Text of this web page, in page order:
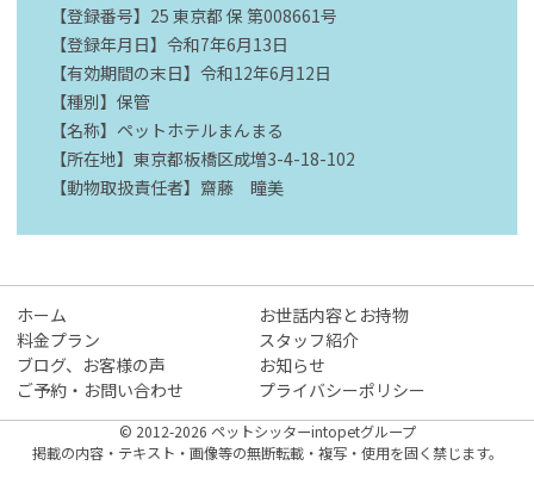
【登録番号】25 東京都 保 第008661号
【登録年月日】令和7年6月13日
【有効期間の末日】令和12年6月12日
【種別】保管
【名称】ペットホテルまんまる
【所在地】東京都板橋区成増3-4-18-102
【動物取扱責任者】齋藤 瞳美
ホーム
お世話内容とお持物
料金プラン
スタッフ紹介
ブログ、お客様の声
お知らせ
ご予約・お問い合わせ
プライバシーポリシー
© 2012-2026 ペットシッターintopetグループ
掲載の内容・テキスト・画像等の無断転載・複写・使用を固く禁じます。